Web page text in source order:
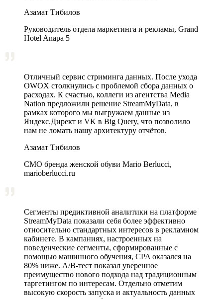
Азамат Тибилов
Руководитель отдела маркетинга и рекламы, Grand
Hotel Anapa 5
Отличный сервис стриминга данных. После ухода
OWOX столкнулись с проблемой сбора данных о
расходах. К счастью, коллеги из агентства Media
Nation предложили решение StreamMyData, в
рамках которого мы выгружаем данные из
Яндекс.Директ и VK в Big Query, что позволило
нам не ломать нашу архитектуру отчётов.
Азамат Тибилов
CMO бренда женской обуви Mario Berlucci,
marioberlucci.ru
Сегменты предиктивной аналитики на платформе
StreamMyData показали себя более эффективно
относительно стандартных интересов в рекламном
кабинете. В кампаниях, настроенных на
поведенческие сегменты, сформированные с
помощью машинного обучения, CPA оказался на
80% ниже. A/B‑тест показал уверенное
преимущество нового подхода над традиционным
таргетингом по интересам. Отдельно отметим
высокую скорость запуска и актуальность данных